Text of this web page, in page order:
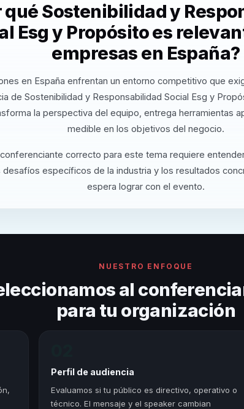
qué Sostenibilidad y
Esg y Propósito es
empresas en España?
en España enfrentan un entorno competitivo que
de Sostenibilidad y Responsabilidad Social Esg y
la perspectiva del equipo, entrega herramientas
medible en los objetivos del negocio.
correcto para este tema requiere
desafíos específicos de la industria y los resultados
espera lograr con el evento.
NUESTRO ENFOQUE
al
para tu organización
Perfil de audiencia
Evaluamos si tu público es directivo, operativo o
técnico. El mensaje y el speaker cambian